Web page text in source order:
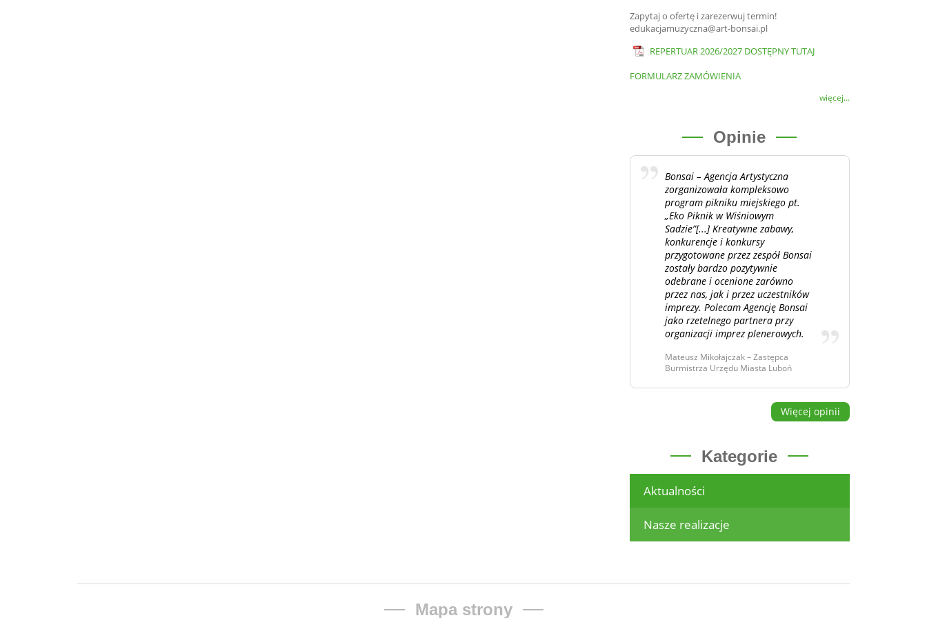
Zapytaj o ofertę i zarezerwuj termin!
edukacjamuzyczna@art-bonsai.pl
REPERTUAR 2026/2027 DOSTĘPNY TUTAJ
FORMULARZ ZAMÓWIENIA
więcej...
Opinie
Bonsai – Agencja Artystyczna
zorganizowała kompleksowo
program pikniku miejskiego pt.
„Eko Piknik w Wiśniowym
Sadzie”[...] Kreatywne zabawy,
konkurencje i konkursy
przygotowane przez zespół Bonsai
zostały bardzo pozytywnie
odebrane i ocenione zarówno
przez nas, jak i przez uczestników
imprezy. Polecam Agencję Bonsai
jako rzetelnego partnera przy
organizacji imprez plenerowych.
Mateusz Mikołajczak – Zastępca
Burmistrza Urzędu Miasta Luboń
Więcej opinii
Kategorie
Aktualności
Nasze realizacje
Mapa strony